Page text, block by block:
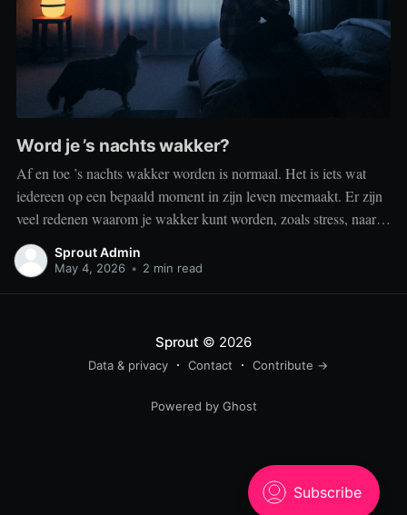
Word je ’s nachts wakker?
Af en toe ’s nachts wakker worden is normaal. Het is iets wat
iedereen op een bepaald moment in zijn leven meemaakt. Er zijn
veel redenen waarom je wakker kunt worden, zoals stress, naar
het toilet moeten, je omgeving of medische aandoeningen die je
slaap beïnvloeden. Dit is geen probleem
Sprout Admin
May 4, 2026 • 2 min read
Sprout © 2026
Data & privacy Contact Contribute →
Powered by Ghost